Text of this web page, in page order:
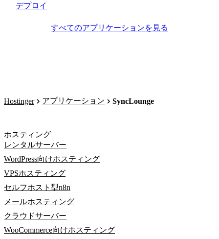
デプロイ
すべてのアプリケーションを見る
Hostinger アプリケーション SyncLounge
ホスティング
レンタルサーバー
WordPress向けホスティング
VPSホスティング
セルフホスト型n8n
メールホスティング
クラウドサーバー
WooCommerce向けホスティング